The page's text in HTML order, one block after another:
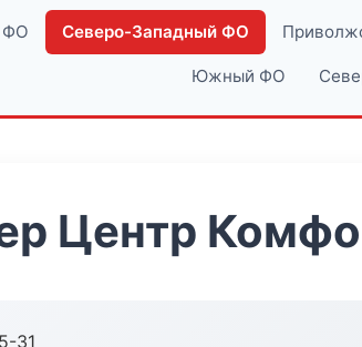
ФО Северо-Западный ФО
Южный ФО
Центр
31